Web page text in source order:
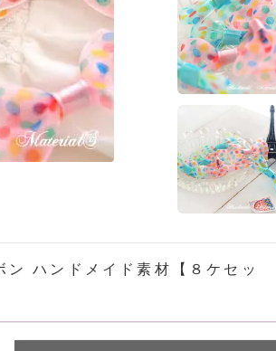
ハンドメイド素材【８ケセッ